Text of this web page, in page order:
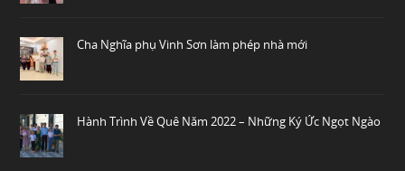
Cha Nghĩa phụ Vinh Sơn làm phép nhà mới
Hành Trình Về Quê Năm 2022 – Những Ký Ức Ngọt Ngào